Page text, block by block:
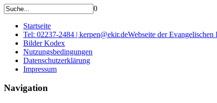
0
Startseite
Tel: 02237-2484 | kerpen@ekir.deWebseite der
Bilder Kodex
Nutzungsbedingungen
Datenschutzerklärung
Impressum
Navigation